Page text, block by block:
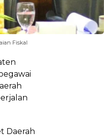
Fiskal
Daerah